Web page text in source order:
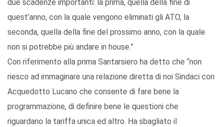
due scadenze importanti: la prima, quella della fine di
quest’anno, con la quale vengono eliminati gli ATO, la
seconda, quella della fine del prossimo anno, con la quale
non si potrebbe più andare in house.”
Con riferimento alla prima Santarsiero ha detto che “non
riesco ad immaginare una relazione diretta di noi Sindaci con
Acquedotto Lucano che consente di fare bene la
programmazione, di definire bene le questioni che
riguardano la tariffa unica ed altro. Ha sbagliato il